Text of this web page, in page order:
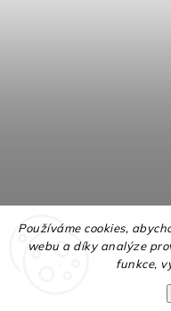
Používáme cookies,
webu a díky analýze
funkce,